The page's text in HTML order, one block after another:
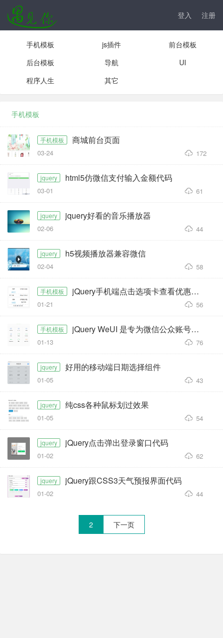
登入 注册
手机模板 js插件
前台模板
后台模板
导航
UI
程序人生
其它
手机模板
手机模板 商城前台页面
03-24 172
jquery html5仿微信支付输入金额代码
03-01 61
jquery jquery好看的音乐播放器
02-06 44
jquery h5视频播放器兼容微信
02-04 58
手机模板 jQuery手机端点击选项卡查看优惠券代码
01-21 56
手机模板 jQuery WeUI 是专为微信公众账号开发而设计的一个简洁而强大的UI库
01-13 76
jquery 好用的移动端日期选择组件
01-05 43
jquery 纯css各种鼠标划过效果
01-05 54
jquery jQuery点击弹出登录窗口代码
01-02 62
jquery jQuery跟CSS3天气预报界面代码
01-02 44
2 下一页